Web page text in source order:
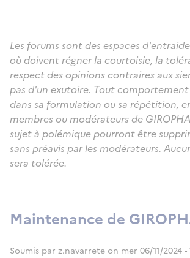
Les forums sont des espaces
où doivent régner la courtoisie, la
respect des opinions contraires aux
pas d'un exutoire. Tout
dans sa formulation ou sa répétition,
membres ou modérateurs de
sujet à polémique pourront être
sans préavis par les modérateurs.
sera tolérée.
Maintenance de
Soumis par z.navarreteon mer 06/11/2024 -